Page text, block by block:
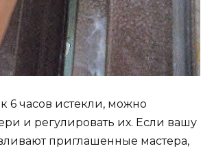
6 часов истекли, можно
и регулировать их. Если вашу
приглашенные мастера,